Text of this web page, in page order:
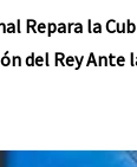
Repara la
del Rey Ante